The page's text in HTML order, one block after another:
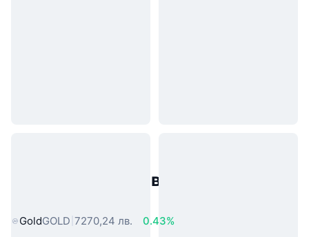
Популярни активи от реалния
GoldGOLD 7270,24 лв.
0.43%